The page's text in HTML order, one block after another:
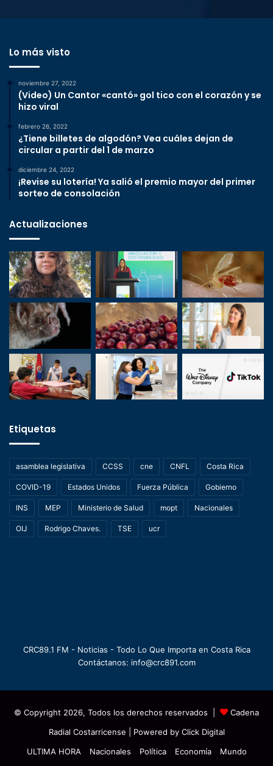
Lo más visto
noviembre 27, 2022
(Video) Un Cantor «cantó» gol tico con el corazón y se
hizo viral
febrero 26, 2022
¿Tiene billetes de algodón? Vea cuáles dejan de
circular a partir del 1 de marzo
diciembre 24, 2022
¡Revise su lotería! Ya salió el premio mayor del primer
sorteo de consolación
Actualizaciones
Etiquetas
asamblea legislativa CCSS cne CNFL Costa Rica
COVID-19 Estados Unidos Fuerza Pública Gobierno
INS MEP Ministerio de Salud mopt Nacionales
OIJ Rodrigo Chaves. TSE ucr
CRC89.1 FM - Noticias - Todo Lo Que Importa en Costa Rica
Contáctanos: info@crc891.com
© Copyright 2026, Todos los derechos reservados |
Cadena
Radial Costarricense | Powered by Click Digital
ULTIMA HORA
Nacionales Política Economía Mundo